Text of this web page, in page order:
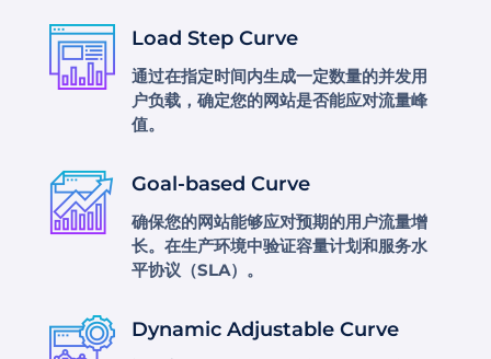
Load Step Curve
通过在指定时间内生成一定数量的并发用
户负载，确定您的网站是否能应对流量峰
值。
Goal-based Curve
确保您的网站能够应对预期的用户流量增
长。在生产环境中验证容量计划和服务水
平协议（SLA）。
Dynamic Adjustable Curve